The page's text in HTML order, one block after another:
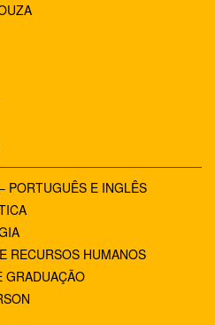
PORTUGUÊS E INGLÊS
RECURSOS HUMANOS
GRADUAÇÃO